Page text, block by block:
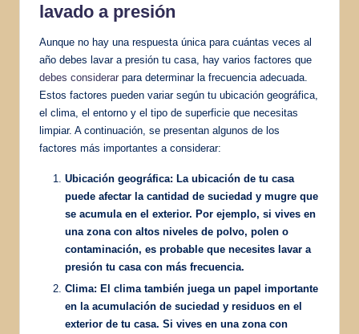
lavado a presión
Aunque no hay una respuesta única para cuántas veces al
año debes lavar a presión tu casa, hay varios factores que
debes considerar para determinar la frecuencia adecuada.
Estos factores pueden variar según tu ubicación geográfica,
el clima, el entorno y el tipo de superficie que necesitas
limpiar. A continuación, se presentan algunos de los
factores más importantes a considerar:
Ubicación geográfica: La ubicación de tu casa
puede afectar la cantidad de suciedad y mugre que
se acumula en el exterior. Por ejemplo, si vives en
una zona con altos niveles de polvo, polen o
contaminación, es probable que necesites lavar a
presión tu casa con más frecuencia.
Clima: El clima también juega un papel importante
en la acumulación de suciedad y residuos en el
exterior de tu casa. Si vives en una zona con